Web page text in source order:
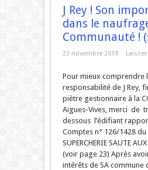
J Rey ! Son
dans le
Communauté !
23 novembre 2019
Pour mieux comprendre
responsabilité de J Rey,
piètre gestionnaire à la
Aigues-Vives, merci de
dessous l’édifiant
Comptes n° 126/1428
SUPERCHERIE SAUTE
(voir page 23) Après
intérêts de SA commune